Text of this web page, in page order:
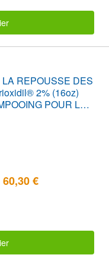
REPOUSSE DES
2% (16oz)
POUR LA
Hommes avec
€